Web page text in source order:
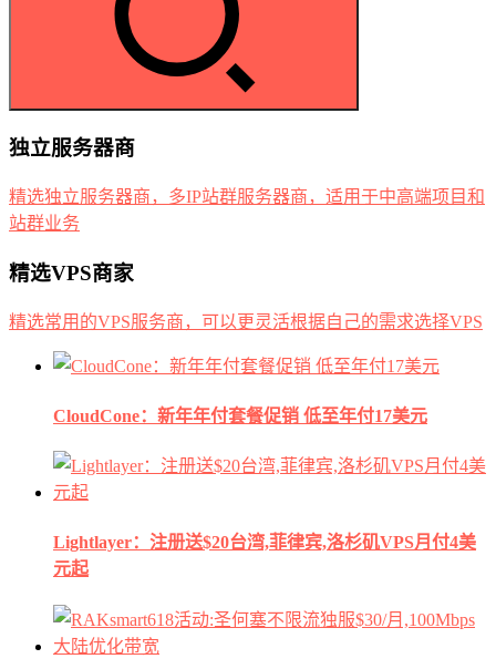
独立服务器商
精选独立服务器商，多IP站群服务器商，适用于中高端项目和
站群业务
精选VPS商家
精选常用的VPS服务商，可以更灵活根据自己的需求选择VPS
CloudCone：新年年付套餐促销 低至年付17美元
Lightlayer：注册送$20台湾,菲律宾,洛杉矶VPS月付4美
元起